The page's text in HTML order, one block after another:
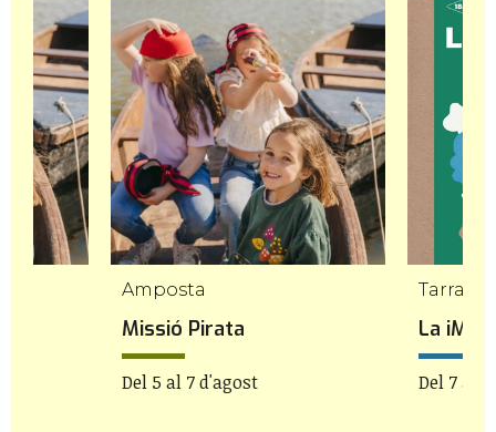
Amposta
Missió Pirata
Del 5 al 7 d'agost
La
Del 7 al